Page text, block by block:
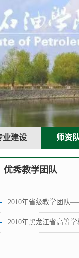
业建设 师资
优秀教学团队
2010年省级教学团队
2010年黑龙江省高等